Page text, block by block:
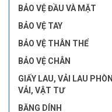
BẢO VỆ ĐẦU VÀ MẶT
BẢO VỆ TAY
BẢO VỆ THÂN THỂ
BẢO VỆ CHÂN
GIẤY LAU, VẢI LAU
VẢI, VẬT TƯ
BĂNG DÍNH